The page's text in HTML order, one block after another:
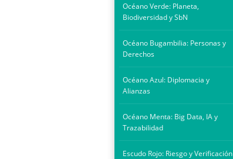
Océano Verde: Planeta,
Biodiversidad y SbN
Océano Bugambilia: Personas y
Derechos
Océano Azul: Diplomacia y
Alianzas
Océano Menta: Big Data, IA y
Trazabilidad
Escudo Rojo: Riesgo y Verificación